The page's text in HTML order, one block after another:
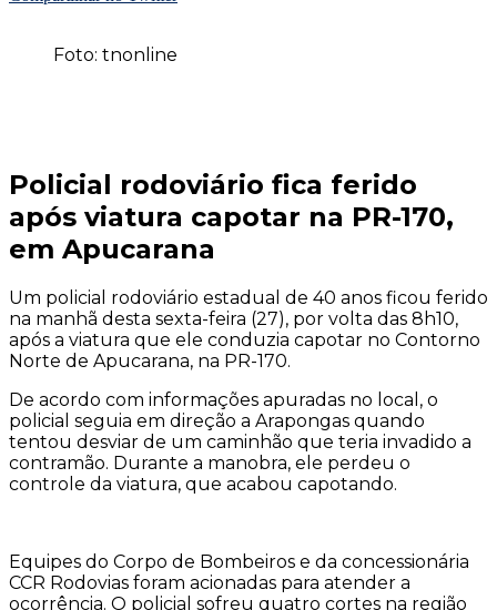
Foto: tnonline
Policial rodoviário fica ferido
após viatura capotar na PR-170,
em Apucarana
Um policial rodoviário estadual de 40 anos ficou ferido
na manhã desta sexta-feira (27), por volta das 8h10,
após a viatura que ele conduzia capotar no Contorno
Norte de Apucarana, na PR-170.
De acordo com informações apuradas no local, o
policial seguia em direção a Arapongas quando
tentou desviar de um caminhão que teria invadido a
contramão. Durante a manobra, ele perdeu o
controle da viatura, que acabou capotando.
Equipes do Corpo de Bombeiros e da concessionária
CCR Rodovias foram acionadas para atender a
ocorrência. O policial sofreu quatro cortes na região